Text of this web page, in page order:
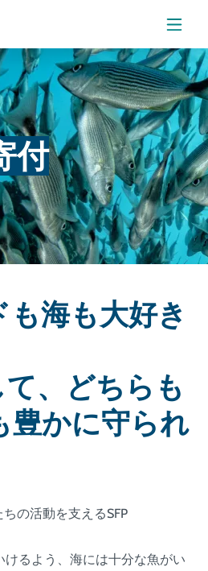
メニ
付
海も大好き
て、どちらも
豊かに守られ
の活動を支えるSFP
るよう、海には十分な魚がい